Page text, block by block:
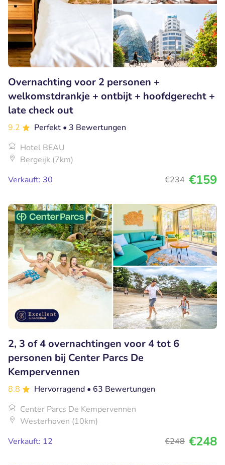
Overnachting voor 2 personen +
welkomstdrankje + ontbijt + hoofdgerecht +
late check out
9.2 Perfekt • 3 Bewertungen
Hotel BEAU
Bergeijk (7km)
Verkauft: 30
€234 €159
2, 3 of 4 overnachtingen voor 4 tot 6
personen bij Center Parcs De
Kempervennen
8.8 Hervorragend • 63 Bewertungen
Center Parcs De Kempervennen
Westerhoven (10km)
Verkauft: 12
€248 €248